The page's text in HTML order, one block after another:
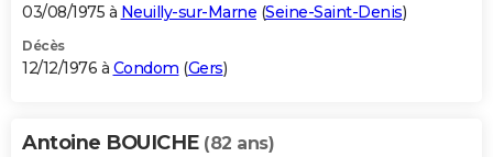
03/08/1975 à Neuilly-sur-Marne (Seine-Saint-Denis)
Décès
12/12/1976 à Condom (Gers)
Antoine BOUICHE (82 ans)